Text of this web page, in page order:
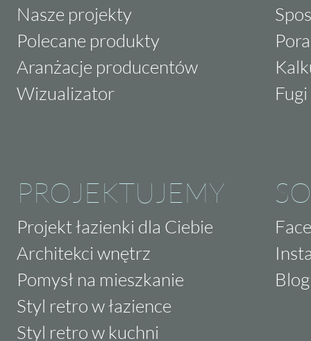
Nasze projekty
Polecane produkty
Aranżacje producentów
Wizualizator
PROJEKTUJEMY
Projekt łazienki dla Ciebie
Architekci wnętrz
Pomysł na mieszkanie
Styl retro w łazience
Styl retro w kuchni
Blog